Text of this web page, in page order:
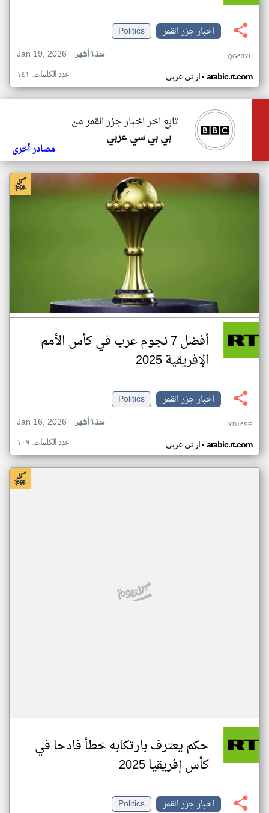
اخبار جزر القمر
Politics
Jan 19, 2026
منذ ٦ أشهر QG60YL
ار تي عربي• arabic.rt.com عدد الكلمات: ١٤١
تابع اخر اخبار جزر القمر من
بي بي سي عربي
مصادر أخرى
أفضل 7 نجوم عرب في كأس الأمم
الإفريقية 2025
اخبار جزر القمر
Politics
Jan 16, 2026
منذ ٦ أشهر YD16SE
ار تي عربي• arabic.rt.com عدد الكلمات: ١٠٩
حكم يعترف بارتكابه خطأ فادحا في
كأس إفريقيا 2025
اخبار جزر القمر
Politics